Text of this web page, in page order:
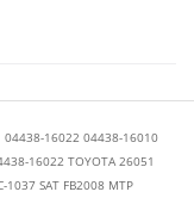
16022 04438-16010
16022 TOYOTA 26051
1037 SAT FB2008 MTP